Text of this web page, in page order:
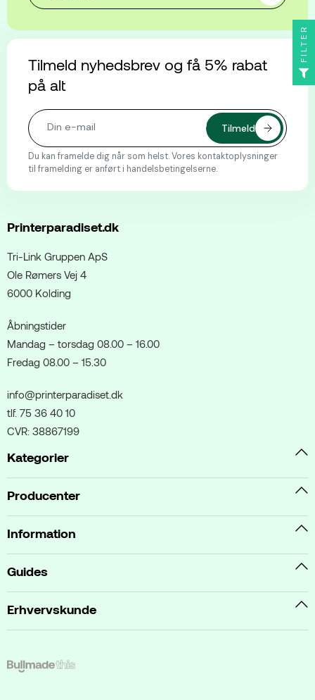
Tilmeld nyhedsbrev og få 5% rabat
på alt
Du kan framelde dig når som helst. Vores kontaktoplysninger
til framelding er anført i handelsbetingelserne.
Printerparadiset.dk
Tri-Link Gruppen ApS
Ole Rømers Vej 4
6000 Kolding
Åbningstider
Mandag – torsdag 08.00 – 16.00
Fredag 08.00 – 15.30
info@printerparadiset.dk
tlf. 75 36 40 10
CVR: 38867199
Kategorier
Producenter
Information
Guides
Erhvervskunde
FILTER